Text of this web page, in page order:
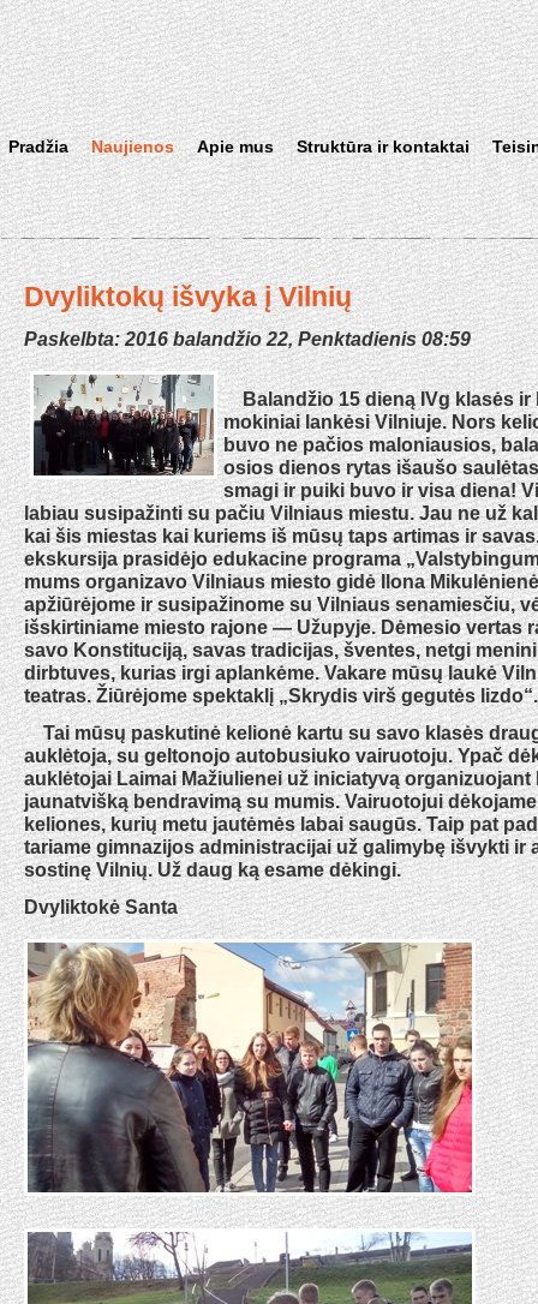
Pradžia Naujienos Apie mus Struktūra ir kontaktai
Dvyliktokų išvyka į Vilnių
Paskelbta: 2016 balandžio 22, Penktadienis 08:59
Balandžio 15 dieną IVg klasės ir
mokiniai lankėsi Vilniuje. Nors
buvo ne pačios maloniausios,
osios dienos rytas išaušo
smagi ir puiki buvo ir visa diena!
labiau susipažinti su pačiu Vilniaus miestu. Jau ne už
kai šis miestas kai kuriems iš mūsų taps artimas ir
ekskursija prasidėjo edukacine programa
mums organizavo Vilniaus miesto gidė Ilona
apžiūrėjome ir susipažinome su Vilniaus senamiesčiu,
išskirtiniame miesto rajone — Užupyje. Dėmesio vertas
savo Konstituciją, savas tradicijas, šventes, netgi
dirbtuves, kurias irgi aplankėme. Vakare mūsų laukė
teatras. Žiūrėjome spektaklį „Skrydis virš gegutės
Tai mūsų paskutinė kelionė kartu su savo klasės
auklėtoja, su geltonojo autobusiuko vairuotoju. Ypač
auklėtojai Laimai Mažiulienei už iniciatyvą organizuojant
jaunatvišką bendravimą su mumis. Vairuotojui
keliones, kurių metu jautėmės labai saugūs. Taip pat
tariame gimnazijos administracijai už galimybę išvykti ir
sostinę Vilnių. Už daug ką esame dėkingi.
Dvyliktokė Santa